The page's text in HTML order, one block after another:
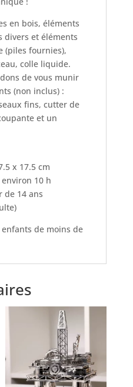
en bois, éléments
divers et éléments
(piles fournies),
colle liquide.
de vous munir
(non inclus) :
fins, cutter de
et un
x 17.5 cm
10 h
de 14 ans
de moins de